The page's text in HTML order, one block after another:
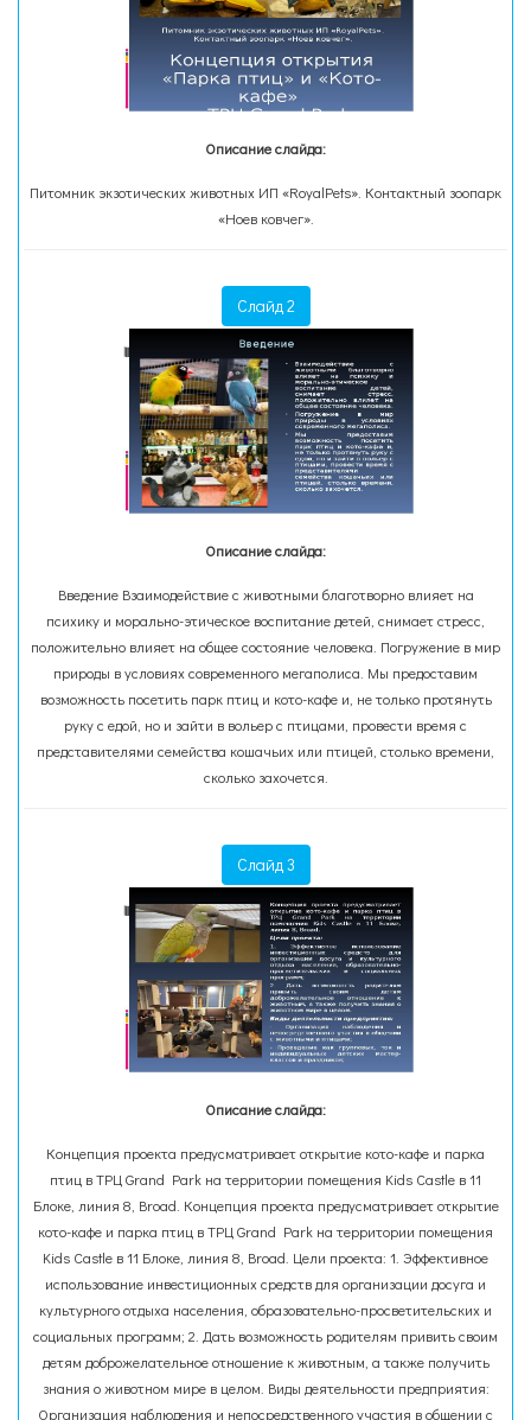
Описание слайда:
Питомник экзотических животных ИП «RoyalPets». Контактный зоопарк
«Ноев ковчег».
Слайд 2
Описание слайда:
Введение Взаимодействие с животными благотворно влияет на
психику и морально-этическое воспитание детей, снимает стресс,
положительно влияет на общее состояние человека. Погружение в мир
природы в условиях современного мегаполиса. Мы предоставим
возможность посетить парк птиц и кото-кафе и, не только протянуть
руку с едой, но и зайти в вольер с птицами, провести время с
представителями семейства кошачьих или птицей, столько времени,
сколько захочется.
Слайд 3
Описание слайда:
Концепция проекта предусматривает открытие кото-кафе и парка
птиц в ТРЦ Grand Park на территории помещения Kids Castle в 11
Блоке, линия 8, Broad. Концепция проекта предусматривает открытие
кото-кафе и парка птиц в ТРЦ Grand Park на территории помещения
Kids Castle в 11 Блоке, линия 8, Broad. Цели проекта: 1. Эффективное
использование инвестиционных средств для организации досуга и
культурного отдыха населения, образовательно-просветительских и
социальных программ; 2. Дать возможность родителям привить своим
детям доброжелательное отношение к животным, а также получить
знания о животном мире в целом. Виды деятельности предприятия:
Организация наблюдения и непосредственного участия в общении с